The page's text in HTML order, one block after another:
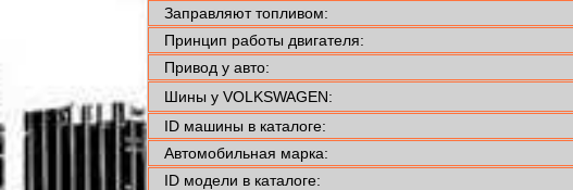
Заправляют топливом:
Принцип работы двигателя:
Привод у авто:
Шины у VOLKSWAGEN:
ID машины в каталоге:
Автомобильная марка:
ID модели в каталоге: